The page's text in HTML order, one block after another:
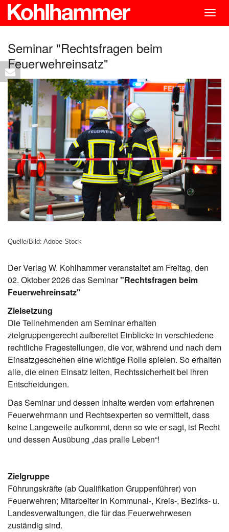
Seminar "Rechtsfragen beim
Feuerwehreinsatz"
Quelle/Bild: Adobe Stock
Der Verlag W. Kohlhammer veranstaltet am Freitag, den
02. Oktober 2026 das Seminar"Rechtsfragen beim
Feuerwehreinsatz"
Zielsetzung
Die Teilnehmenden am Seminar erhalten
zielgruppengerecht aufbereitet Einblicke in verschiedene
rechtliche Fragestellungen, die vor, während und nach dem
Einsatzgeschehen eine wichtige Rolle spielen. So erhalten
alle, die einen Einsatz leiten, Rechtssicherheit bei ihren
Entscheidungen.
Das Seminar und dessen Inhalte werden vom erfahrenen
Feuerwehrmann und Rechtsexperten so vermittelt, dass
keine Langeweile aufkommt, denn so wie er sagt, ist Recht
und dessen Ausübung „das pralle Leben“!
Zielgruppe
Führungskräfte (ab Qualifikation Gruppenführer) von
Feuerwehren; Mitarbeiter in Kommunal-, Kreis-, Bezirks- u.
Landesverwaltungen, die für das Feuerwehrwesen
zuständig sind.